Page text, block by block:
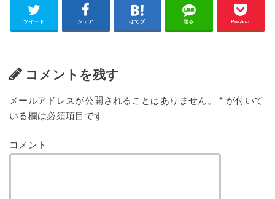
ツイート シェア はてブ 送る Pocket
コメントを残す
メールアドレスが公開されることはありません。 * が付いて
いる欄は必須項目です
コメント